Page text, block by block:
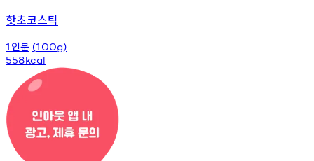
핫초코스틱
1 인분 (100g)
558kcal